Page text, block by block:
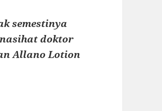
semestinya
doktor
Allano Lotion